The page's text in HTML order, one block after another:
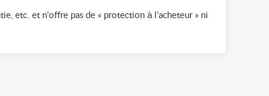
etc. et n'offre pas de « protection à l’acheteur » ni